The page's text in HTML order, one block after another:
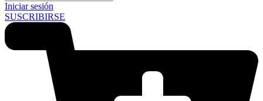
Iniciar sesión
SUSCRIBIRSE